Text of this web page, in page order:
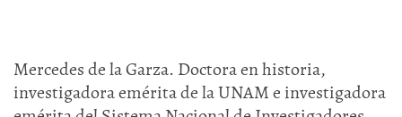
Mercedes de la Garza. Doctora en historia,
investigadora emérita de la UNAM e investigadora